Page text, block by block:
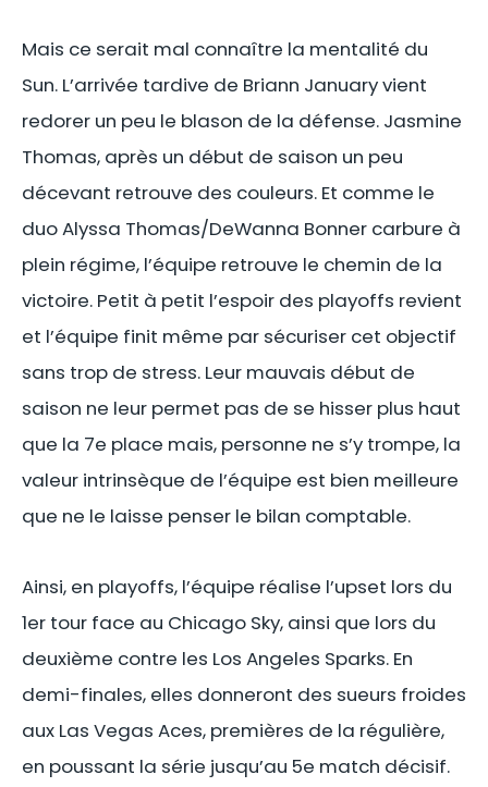
Mais ce serait mal connaître la mentalité du
Sun. L’arrivée tardive de Briann January vient
redorer un peu le blason de la défense. Jasmine
Thomas, après un début de saison un peu
décevant retrouve des couleurs. Et comme le
duo Alyssa Thomas/DeWanna Bonner carbure à
plein régime, l’équipe retrouve le chemin de la
victoire. Petit à petit l’espoir des playoffs revient
et l’équipe finit même par sécuriser cet objectif
sans trop de stress. Leur mauvais début de
saison ne leur permet pas de se hisser plus haut
que la 7e place mais, personne ne s’y trompe, la
valeur intrinsèque de l’équipe est bien meilleure
que ne le laisse penser le bilan comptable.
Ainsi, en playoffs, l’équipe réalise l’upset lors du
1er tour face au Chicago Sky, ainsi que lors du
deuxième contre les Los Angeles Sparks. En
demi-finales, elles donneront des sueurs froides
aux Las Vegas Aces, premières de la régulière,
en poussant la série jusqu’au 5e match décisif.